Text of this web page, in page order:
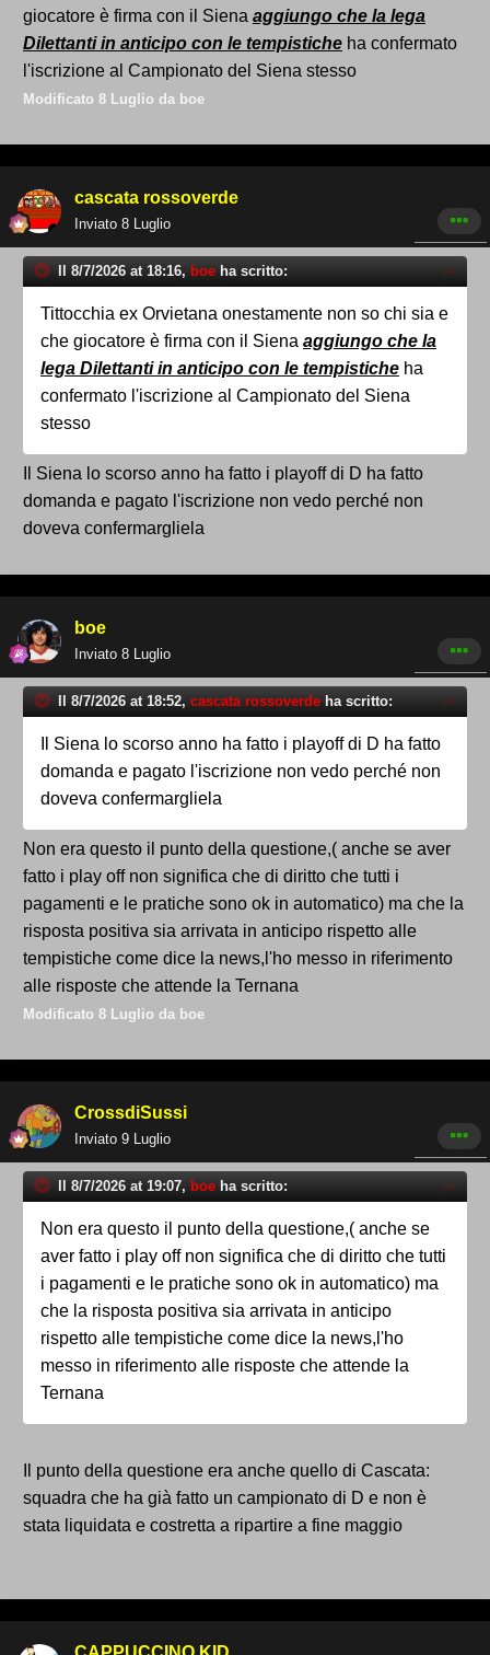
giocatore è firma con il Siena aggiungo che la lega
Dilettanti in anticipo con le tempistiche ha confermato
l'iscrizione al Campionato del Siena stesso
Modificato 8 Luglio da boe
cascata rossoverde
Inviato 8 Luglio
Il 8/7/2026 at 18:16, boe ha scritto:
Tittocchia ex Orvietana onestamente non so chi sia e
che giocatore è firma con il Siena aggiungo che la
lega Dilettanti in anticipo con le tempistiche ha
confermato l'iscrizione al Campionato del Siena
stesso
Il Siena lo scorso anno ha fatto i playoff di D ha fatto
domanda e pagato l'iscrizione non vedo perché non
doveva confermargliela
boe
Inviato 8 Luglio
Il 8/7/2026 at 18:52, cascata rossoverde ha scritto:
Il Siena lo scorso anno ha fatto i playoff di D ha fatto
domanda e pagato l'iscrizione non vedo perché non
doveva confermargliela
Non era questo il punto della questione,( anche se aver
fatto i play off non significa che di diritto che tutti i
pagamenti e le pratiche sono ok in automatico) ma che la
risposta positiva sia arrivata in anticipo rispetto alle
tempistiche come dice la news,l'ho messo in riferimento
alle risposte che attende la Ternana
Modificato 8 Luglio da boe
CrossdiSussi
Inviato 9 Luglio
Il 8/7/2026 at 19:07, boe ha scritto:
Non era questo il punto della questione,( anche se
aver fatto i play off non significa che di diritto che tutti
i pagamenti e le pratiche sono ok in automatico) ma
che la risposta positiva sia arrivata in anticipo
rispetto alle tempistiche come dice la news,l'ho
messo in riferimento alle risposte che attende la
Ternana
Il punto della questione era anche quello di Cascata:
squadra che ha già fatto un campionato di D e non è
stata liquidata e costretta a ripartire a fine maggio